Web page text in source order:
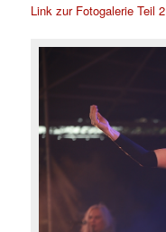
Link zur Fotogalerie Teil 2